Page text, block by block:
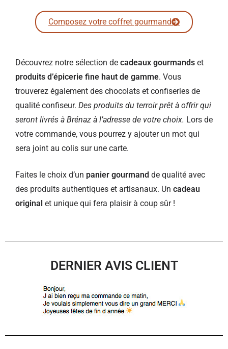
Composez votre coffret gourmand
Découvrez notre sélection de cadeaux gourmands et
produits d’épicerie fine haut de gamme. Vous
trouverez également des chocolats et confiseries de
qualité confiseur. Des produits du terroir prêt à offrir qui
seront livrés à Brénaz à l’adresse de votre choix. Lors de
votre commande, vous pourrez y ajouter un mot qui
sera joint au colis sur une carte.
Faites le choix d’un panier gourmand de qualité avec
des produits authentiques et artisanaux. Un cadeau
original et unique qui fera plaisir à coup sûr !
DERNIER AVIS CLIENT